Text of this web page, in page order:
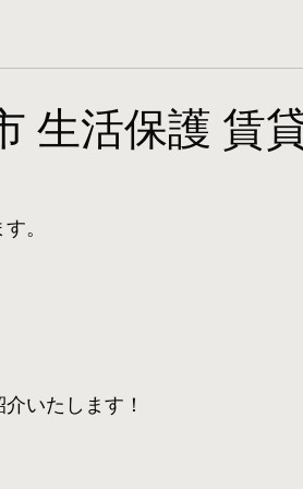
生活保護 賃
。
いたします！